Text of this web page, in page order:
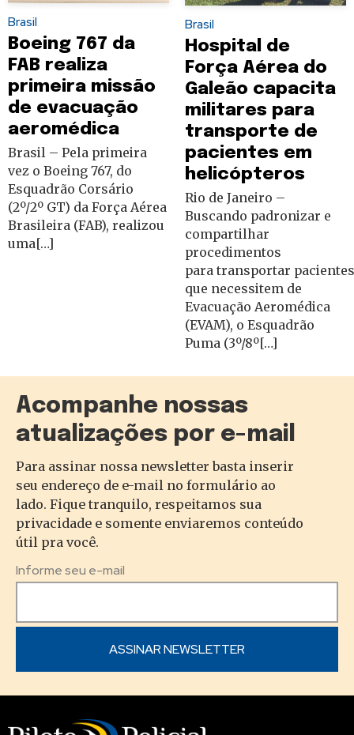
Brasil
Boeing 767 da
FAB realiza
primeira missão
de evacuação
aeromédica
Brasil – Pela primeira
vez o Boeing 767, do
Esquadrão Corsário
(2º/2º GT) da Força Aérea
Brasileira (FAB), realizou
uma[…]
Brasil
Hospital de
Força Aérea do
Galeão capacita
militares para
transporte de
pacientes em
helicópteros
Rio de Janeiro –
Buscando padronizar e
compartilhar
procedimentos
para transportar pacientes
que necessitem de
Evacuação Aeromédica
(EVAM), o Esquadrão
Puma (3º/8º[…]
Acompanhe nossas
atualizações por e-mail
Para assinar nossa newsletter basta inserir
seu endereço de e-mail no formulário ao
lado. Fique tranquilo, respeitamos sua
privacidade e somente enviaremos conteúdo
útil pra você.
Informe seu e-mail